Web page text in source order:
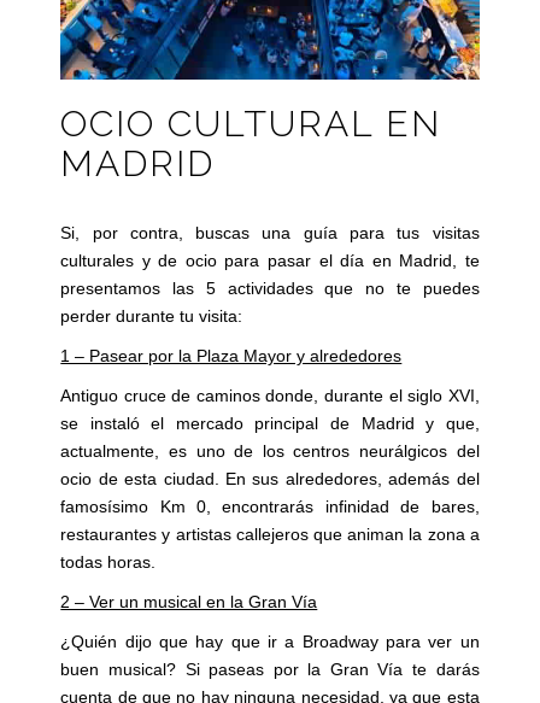
OCIO CULTURAL EN
MADRID
Si, por contra, buscas una guía para tus visitas
culturales y de ocio para pasar el día en Madrid, te
presentamos las 5 actividades que no te puedes
perder durante tu visita:
1 – Pasear por la Plaza Mayor y alrededores
Antiguo cruce de caminos donde, durante el siglo XVI,
se instaló el mercado principal de Madrid y que,
actualmente, es uno de los centros neurálgicos del
ocio de esta ciudad. En sus alrededores, además del
famosísimo Km 0, encontrarás infinidad de bares,
restaurantes y artistas callejeros que animan la zona a
todas horas.
2 – Ver un musical en la Gran Vía
¿Quién dijo que hay que ir a Broadway para ver un
buen musical? Si paseas por la Gran Vía te darás
cuenta de que no hay ninguna necesidad, ya que esta